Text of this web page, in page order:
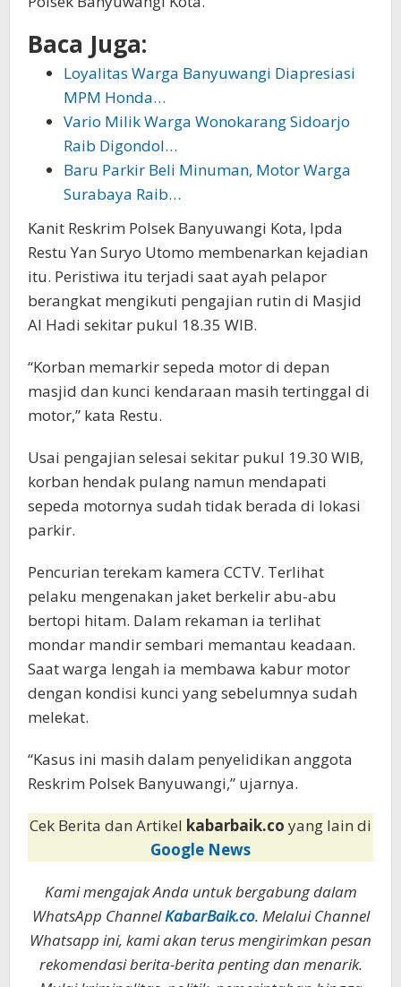
Baca Juga:
Loyalitas Warga Banyuwangi Diapresiasi
MPM Honda…
Vario Milik Warga Wonokarang Sidoarjo
Raib Digondol…
Baru Parkir Beli Minuman, Motor Warga
Surabaya Raib…
Kanit Reskrim Polsek Banyuwangi Kota, Ipda
Restu Yan Suryo Utomo membenarkan kejadian
itu. Peristiwa itu terjadi saat ayah pelapor
berangkat mengikuti pengajian rutin di Masjid
Al Hadi sekitar pukul 18.35 WIB.
“Korban memarkir sepeda motor di depan
masjid dan kunci kendaraan masih tertinggal di
motor,” kata Restu.
Usai pengajian selesai sekitar pukul 19.30 WIB,
korban hendak pulang namun mendapati
sepeda motornya sudah tidak berada di lokasi
parkir.
Pencurian terekam kamera CCTV. Terlihat
pelaku mengenakan jaket berkelir abu-abu
bertopi hitam. Dalam rekaman ia terlihat
mondar mandir sembari memantau keadaan.
Saat warga lengah ia membawa kabur motor
dengan kondisi kunci yang sebelumnya sudah
melekat.
“Kasus ini masih dalam penyelidikan anggota
Reskrim Polsek Banyuwangi,” ujarnya.
Cek Berita dan Artikel kabarbaik.co yang lain di
Google News
Kami mengajak Anda untuk bergabung dalam
WhatsApp ChannelKabarBaik.co. Melalui Channel
Whatsapp ini, kami akan terus mengirimkan pesan
rekomendasi berita-berita penting dan menarik.